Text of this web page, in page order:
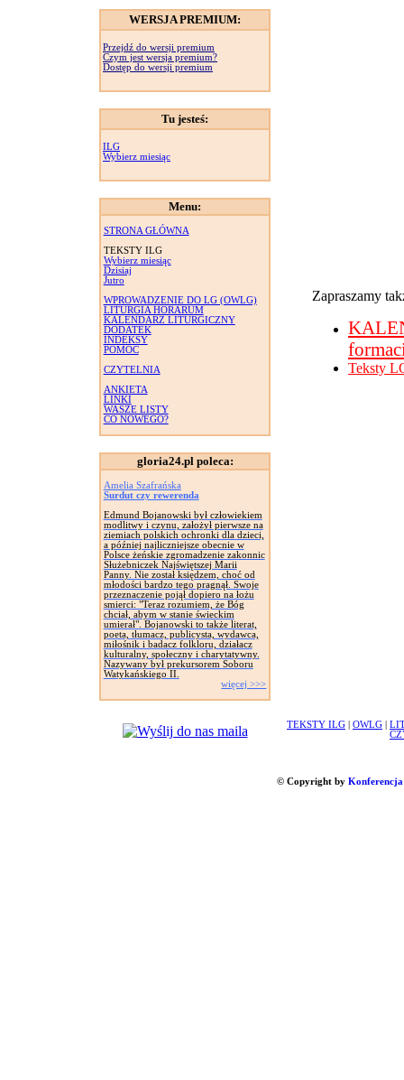
WERSJA PREMIUM:
Przejdź do wersji premium
Czym jest wersja premium?
Dostęp do wersji premium
Tu jesteś:
ILG
Wybierz miesiąc
Menu:
STRONA GŁÓWNA
TEKSTY ILG
Wybierz miesiąc
Dzisiaj
Jutro
WPROWADZENIE DO LG (OWLG)
LITURGIA HORARUM
KALENDARZ LITURGICZNY
DODATEK
INDEKSY
POMOC
CZYTELNIA
ANKIETA
LINKI
WASZE LISTY
CO NOWEGO?
gloria24.pl poleca:
Amelia Szafrańska
Surdut czy rewerenda
Edmund Bojanowski był człowiekiem
modlitwy i czynu, założył pierwsze na
ziemiach polskich ochronki dla dzieci,
a później najliczniejsze obecnie w
Polsce żeńskie zgromadzenie zakonnic
Służebniczek Najświętszej Marii
Panny. Nie został księdzem, choć od
młodości bardzo tego pragnął. Swoje
przeznaczenie pojął dopiero na łożu
smierci: "Teraz rozumiem, że Bóg
chciał, abym w stanie świeckim
umierał". Bojanowski to także literat,
poeta, tłumacz, publicysta, wydawca,
miłośnik i badacz folkloru, działacz
kulturalny, społeczny i charytatywny.
Nazywany był prekursorem Soboru
Watykańskiego II.
więcej >>>
Zapraszamy
Teksty
TEKSTY ILG OWLG
© Copyright by Konferencja